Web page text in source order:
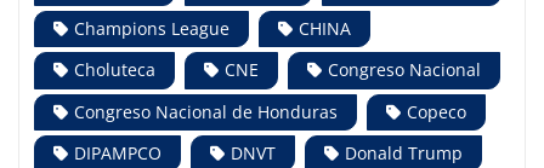
Champions League
CHINA
Choluteca
CNE
Congreso Nacional
Congreso Nacional de Honduras
Copeco
DIPAMPCO
DNVT
Donald Trump